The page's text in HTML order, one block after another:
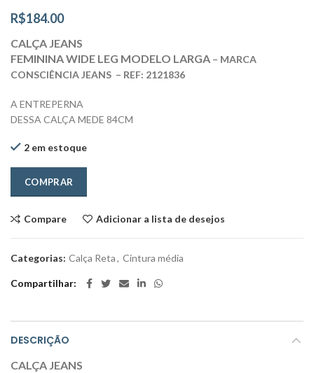
R$184.00
CALÇA JEANS
FEMININA WIDE LEG MODELO LARGA – MARCA
CONSCIÊNCIA JEANS – REF: 2121836
A ENTREPERNA
DESSA CALÇA MEDE 84CM
2 em estoque
COMPRAR
Compare Adicionar a lista de desejos
Categorias: Calça Reta, Cintura média
Compartilhar
DESCRIÇÃO
CALÇA JEANS